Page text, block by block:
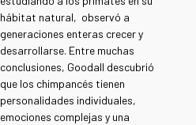
hábitat natural, observó a
generaciones enteras crecer y
desarrollarse. Entre muchas
conclusiones, Goodall descubrió
que los chimpancés tienen
personalidades individuales,
emociones complejas y una